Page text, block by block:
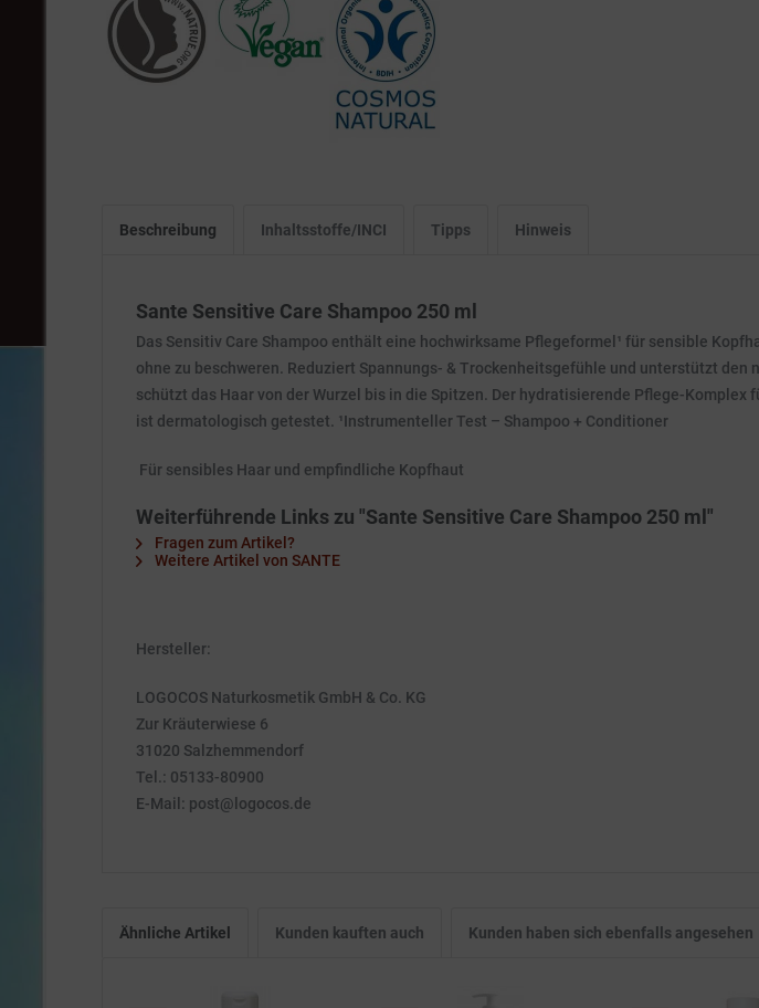
Beschreibung Inhaltsstoffe/INCI Tipps Hinweis
Sante Sensitive Care Shampoo 250 ml
Das Sensitiv Care Shampoo enthält eine hochwirksame Pflegeformel¹ für sensible
ohne zu beschweren. Reduziert Spannungs- & Trockenheitsgefühle und unterstützt
schützt das Haar von der Wurzel bis in die Spitzen. Der hydratisierende Pflege-
ist dermatologisch getestet. ¹Instrumenteller Test – Shampoo + Conditioner
Für sensibles Haar und empfindliche Kopfhaut
Weiterführende Links zu "Sante Sensitive Care Shampoo 250 ml"
Fragen zum Artikel?
Weitere Artikel von SANTE
Hersteller:
LOGOCOS Naturkosmetik GmbH & Co. KG
Zur Kräuterwiese 6
31020 Salzhemmendorf
Tel.: 05133-80900
E-Mail: post@logocos.de
Ähnliche Artikel Kunden kauften auch Kunden haben sich ebenfalls angesehen